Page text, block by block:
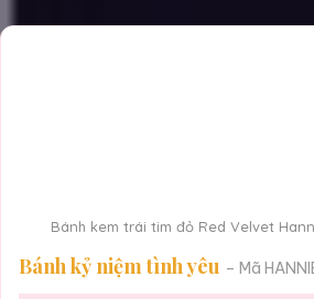
Bánh kem trái tim đỏ Red Velvet
Bánh kỷ niệm tình yêu – Mã